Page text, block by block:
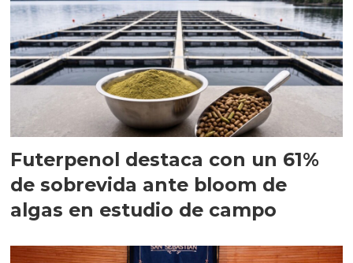
Futerpenol destaca con un 61%
de sobrevida ante bloom de
algas en estudio de campo